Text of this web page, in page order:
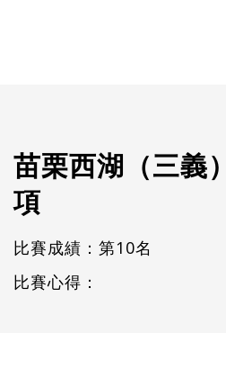
苗栗西湖（三義
項
比賽成績：第10名
比賽心得：